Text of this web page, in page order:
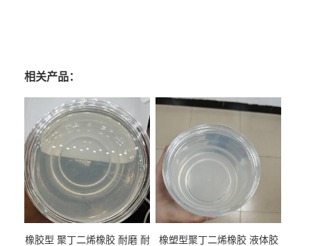
相关产品：
橡胶型 聚丁二烯橡胶 耐磨 耐
橡塑型聚丁二烯橡胶 液体胶